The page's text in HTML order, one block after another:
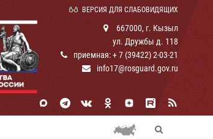
ВЕРСИЯ ДЛЯ СЛАБОВИДЯЩИХ
667000, г. Кызыл
ул. Дружбы д. 118
приемная: + 7 (39422) 2-03-21
info17@rosguard.gov.ru